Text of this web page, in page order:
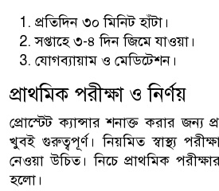
প্রতিদিন ৩০ মিনিট হাঁটা।
সপ্তাহে ৩-৪ দিন জিমে যাওয়া।
যোগব্যায়াম ও মেডিটেশন।
প্রাথমিক পরীক্ষা ও নির্ণয়
প্রোস্টেট ক্যান্সার শনাক্ত করার জন্য
খুবই গুরুত্বপূর্ণ। নিয়মিত স্বাস্থ্য
নেওয়া উচিত। নিচে প্রাথমিক
হলো।